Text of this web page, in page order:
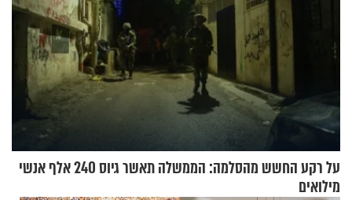
על רקע החשש מהסלמה: הממשלה תאשר גיוס 240 אלף אנשי
מילואים